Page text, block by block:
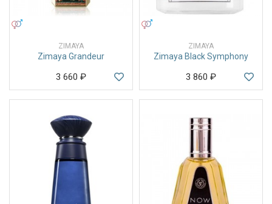
ZIMAYA
Zimaya Grandeur
3 660 ₽
ZIMAYA
Zimaya Black Symphony
3 860 ₽